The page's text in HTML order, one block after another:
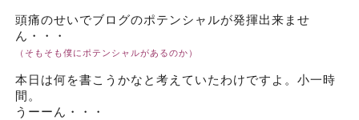
頭痛のせいでブログのポテンシャルが発揮出来ませ
ん・・・
（そもそも僕にポテンシャルがあるのか）
本日は何を書こうかなと考えていたわけですよ。小一時
間。
うーーん・・・